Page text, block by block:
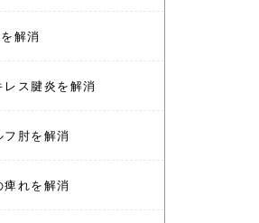
解消
レス腱炎を解消
フ肘を解消
痺れを解消